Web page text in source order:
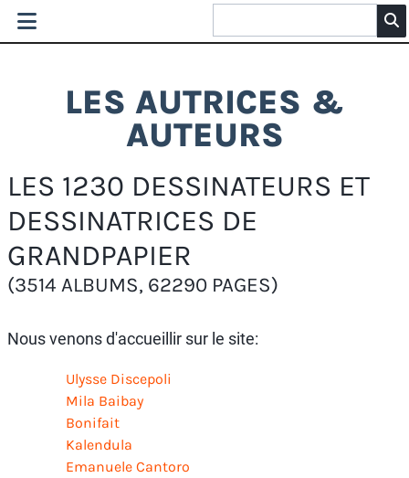
LES AUTRICES &
AUTEURS
LES 1230 DESSINATEURS ET
DESSINATRICES DE
GRANDPAPIER
(3514 ALBUMS, 62290 PAGES)
Nous venons d'accueillir sur le site:
Ulysse Discepoli
Mila Baibay
Bonifait
Kalendula
Emanuele Cantoro